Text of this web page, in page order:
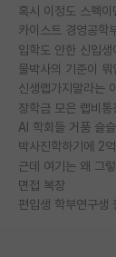
혹시 이정도 스펙
카이스트 경영공학
입학도 안한 신입
물박사의 기준이 뭐
신생랩가지말라는
장학금 모은 랩비통
AI 학회들 거품 슬
근데 여기는 왜 그
면접 복장
편입생 학부연구생